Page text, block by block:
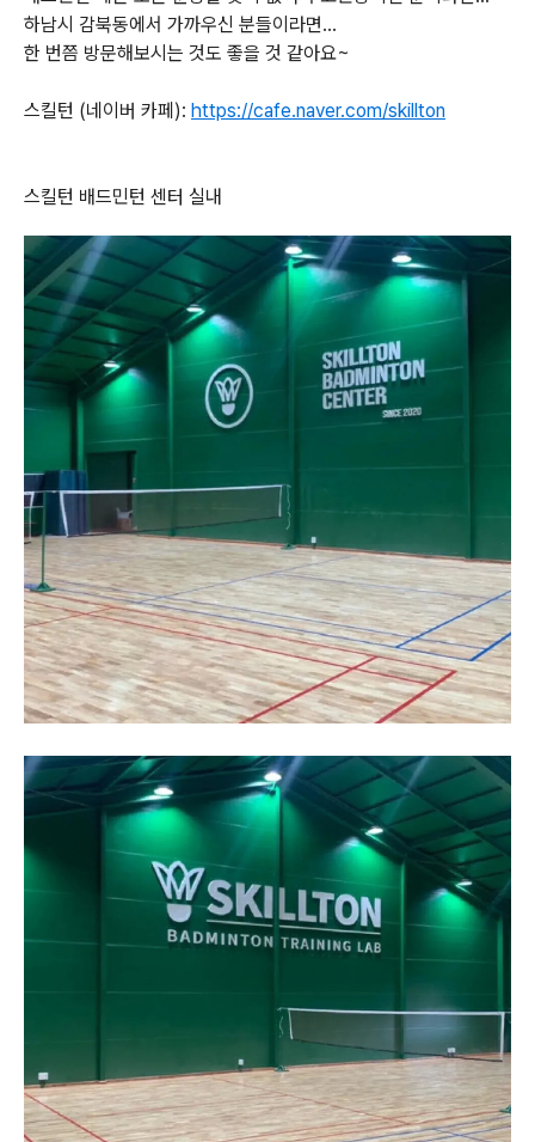
하남시 감북동에서 가까우신 분들이라면...
한 번쯤 방문해보시는 것도 좋을 것 같아요~
스킬턴 (네이버 카페): https://cafe.naver.com/skillton
스킬턴 배드민턴 센터 실내